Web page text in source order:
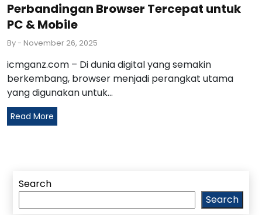
Perbandingan Browser Tercepat untuk
PC & Mobile
By- November 26, 2025
icmganz.com – Di dunia digital yang semakin
berkembang, browser menjadi perangkat utama
yang digunakan untuk...
Read More
Search
Search